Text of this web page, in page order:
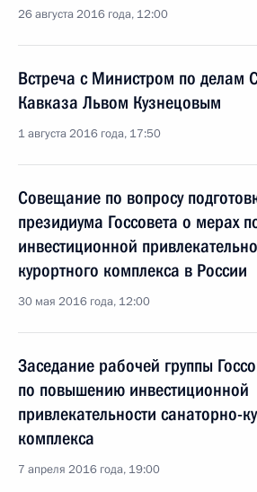
26 августа 2016 года, 12:00
Встреча с Министром по делам
Кавказа Львом Кузнецовым
1 августа 2016 года, 17:50
Совещание по вопросу
президиума Госсовета о мерах
инвестиционной
курортного комплекса в России
30 мая 2016 года, 12:00
Заседание рабочей группы
по повышению инвестиционной
привлекательности санаторно-
комплекса
7 апреля 2016 года, 19:00